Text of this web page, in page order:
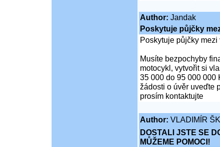
Author: Jandak
Poskytuje půjčky
Poskytuje půjčky
Musíte bezpochyby
motocykl, vytvořit si
35 000 do 95 000 000
žádosti o úvěr uveďte
prosím kontaktujte
Author: VLADIMÍR
DOSTALI JSTE SE
MŮŽEME POMOCI!